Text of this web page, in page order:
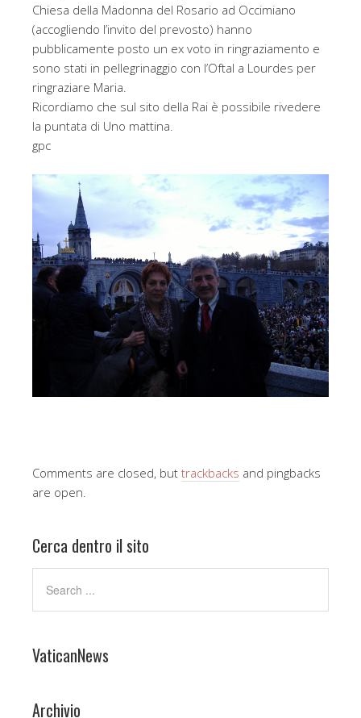
Chiesa della Madonna del Rosario ad Occimiano
(accogliendo l’invito del prevosto) hanno
pubblicamente posto un ex voto in ringraziamento e
sono stati in pellegrinaggio con l’Oftal a Lourdes per
ringraziare Maria.
Ricordiamo che sul sito della Rai è possibile rivedere
la puntata di Uno mattina.
gpc
Comments are closed, but trackbacks and pingbacks
are open.
Cerca dentro il sito
VaticanNews
Archivio